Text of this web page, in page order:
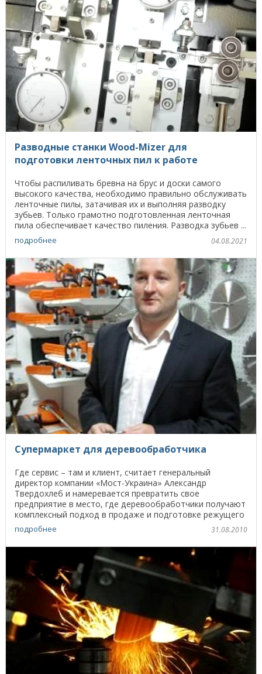
Разводные станки Wood-Mizer для
подготовки ленточных пил к работе
Чтобы распиливать бревна на брус и доски самого
высокого качества, необходимо правильно обслуживать
ленточные пилы, затачивая их и выполняя разводку
зубьев. Только грамотно подготовленная ленточная
пила обеспечивает качество пиления. Разводка зубьев ...
подробнее 04.08.2021
Супермаркет для деревообработчика
Где сервис – там и клиент, считает генеральный
директор компании «Мост-Украина» Александр
Твердохлеб и намеревается превратить свое
предприятие в место, где деревообработчики получают
комплексный подход в продаже и подготовке режущего
инструмента. - ...
подробнее 31.08.2010